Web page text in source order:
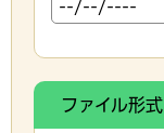
ファイル形式